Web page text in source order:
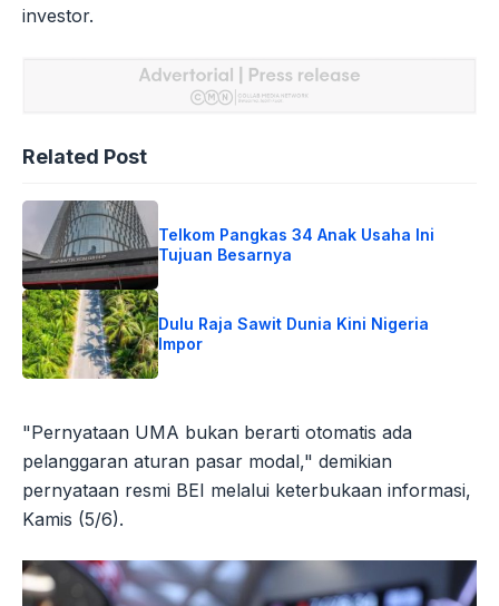
investor.
Related Post
Telkom Pangkas 34 Anak Usaha Ini
Tujuan Besarnya
Dulu Raja Sawit Dunia Kini Nigeria
Impor
"Pernyataan UMA bukan berarti otomatis ada
pelanggaran aturan pasar modal," demikian
pernyataan resmi BEI melalui keterbukaan informasi,
Kamis (5/6).